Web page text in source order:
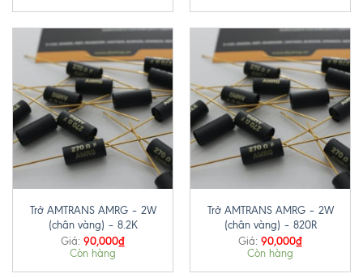
Trở AMTRANS AMRG – 2W
(chân vàng) – 8.2K
Giá: 90,000₫
Còn hàng
Trở AMTRANS AMRG – 2W
(chân vàng) – 820R
Giá: 90,000₫
Còn hàng